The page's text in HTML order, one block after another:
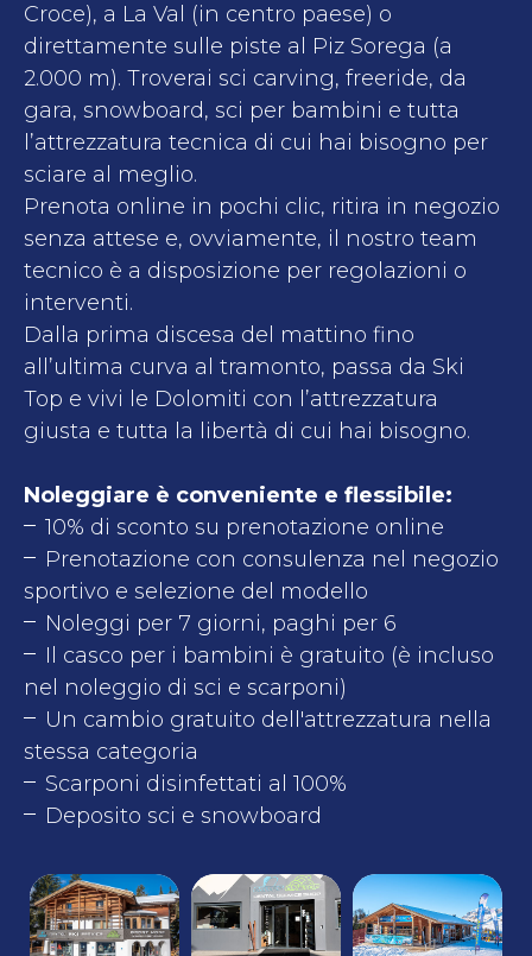
Croce), a La Val (in centro paese) o
direttamente sulle piste al Piz Sorega (a
2.000 m). Troverai sci carving, freeride, da
gara, snowboard, sci per bambini e tutta
l’attrezzatura tecnica di cui hai bisogno per
sciare al meglio.
Prenota online in pochi clic, ritira in negozio
senza attese e, ovviamente, il nostro team
tecnico è a disposizione per regolazioni o
interventi.
Dalla prima discesa del mattino fino
all’ultima curva al tramonto, passa da Ski
Top e vivi le Dolomiti con l’attrezzatura
giusta e tutta la libertà di cui hai bisogno.
Noleggiare è conveniente e flessibile:
10% di sconto su prenotazione online
Prenotazione con consulenza nel negozio
sportivo e selezione del modello
Noleggi per 7 giorni, paghi per 6
Il casco per i bambini è gratuito (è incluso
nel noleggio di sci e scarponi)
Un cambio gratuito dell'attrezzatura nella
stessa categoria
Scarponi disinfettati al 100%
Deposito sci e snowboard